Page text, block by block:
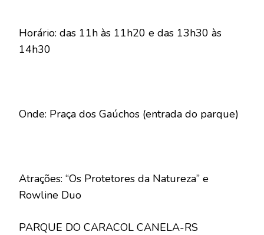
Horário: das 11h às 11h20 e das 13h30 às
14h30
Onde: Praça dos Gaúchos (entrada do parque)
Atrações: “Os Protetores da Natureza” e
Rowline Duo
PARQUE DO CARACOL CANELA-RS